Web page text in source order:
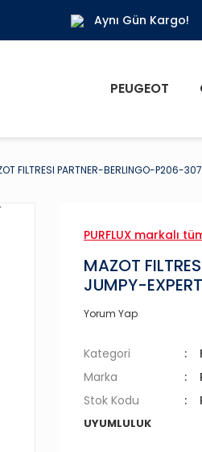
Aynı Gün Kargo!
PEUGEOT
FILTRESI PARTNER-BERLINGO-P206-
PURFLUX markalı
MAZOT
JUMPY-
Yorum Yap
Kategori
Marka
Stok Kodu
UYUMLULUK